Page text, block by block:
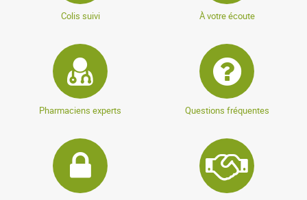
Colis suivi À votre écoute
Pharmaciens experts Questions fréquentes